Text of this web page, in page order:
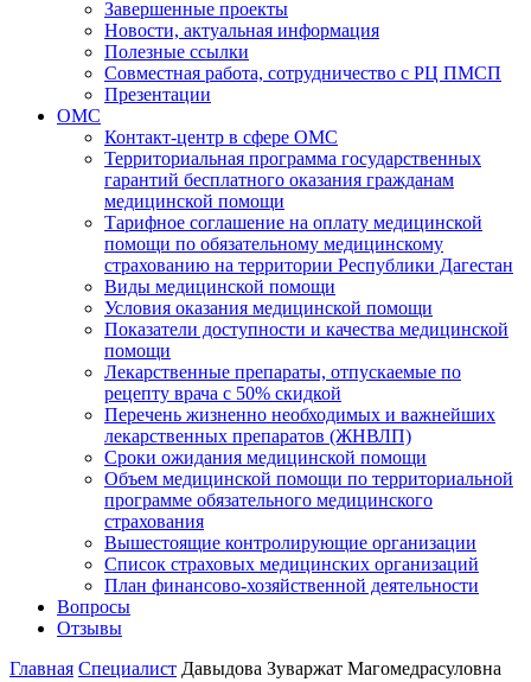
Завершенные проекты
Новости, актуальная информация
Полезные ссылки
Совместная работа, сотрудничество с РЦ ПМСП
Презентации
ОМС
Контакт-центр в сфере ОМС
Территориальная программа государственных
гарантий бесплатного оказания гражданам
медицинской помощи
Тарифное соглашение на оплату медицинской
помощи по обязательному медицинскому
страхованию на территории Республики Дагестан
Виды медицинской помощи
Условия оказания медицинской помощи
Показатели доступности и качества медицинской
помощи
Лекарственные препараты, отпускаемые по
рецепту врача с 50% скидкой
Перечень жизненно необходимых и важнейших
лекарственных препаратов (ЖНВЛП)
Сроки ожидания медицинской помощи
Объем медицинской помощи по территориальной
программе обязательного медицинского
страхования
Вышестоящие контролирующие организации
Список страховых медицинских организаций
План финансово-хозяйственной деятельности
Вопросы
Отзывы
Главная Специалист Давыдова Зуваржат Магомедрасуловна